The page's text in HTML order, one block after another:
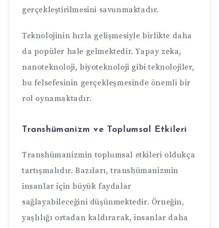
gerçekleştirilmesini savunmaktadır.
Teknolojinin hızla gelişmesiyle birlikte daha
da popüler hale gelmektedir. Yapay zeka,
nanoteknoloji, biyoteknoloji gibi teknolojiler,
bu felsefesinin gerçekleşmesinde önemli bir
rol oynamaktadır.
Transhümanizm ve Toplumsal Etkileri
Transhümanizmin toplumsal etkileri oldukça
tartışmalıdır. Bazıları, transhümanizmin
insanlar için büyük faydalar
sağlayabileceğini düşünmektedir. Örneğin,
yaşlılığı ortadan kaldırarak, insanlar daha